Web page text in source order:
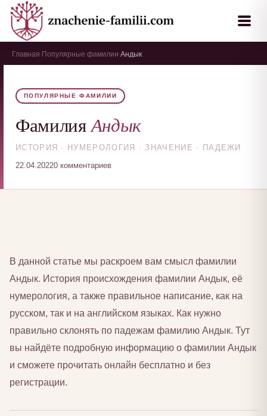
Главная Популярные фамилии Андык
ПОПУЛЯРНЫЕ ФАМИЛИИ
ФамилияАндык
ИСТОРИЯ · НУМЕРОЛОГИЯ · ЗНАЧЕНИЕ · ПАДЕЖИ
22.04.20220 комментариев
В данной статье мы раскроем вам смысл фамилии
Андык. История происхождения фамилии Андык, её
нумерология, а также правильное написание, как на
русском, так и на английском языках. Как нужно
правильно склонять по падежам фамилию Андык. Тут
вы найдёте подробную информацию о фамилии Андык
и сможете прочитать онлайн бесплатно и без
регистрации.